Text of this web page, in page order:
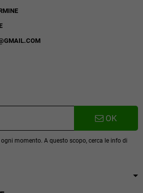
OK
momento. A questo scopo, cerca le info di